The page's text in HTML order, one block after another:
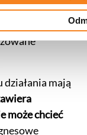
retencyjne:
rabaty
mają
może chcieć